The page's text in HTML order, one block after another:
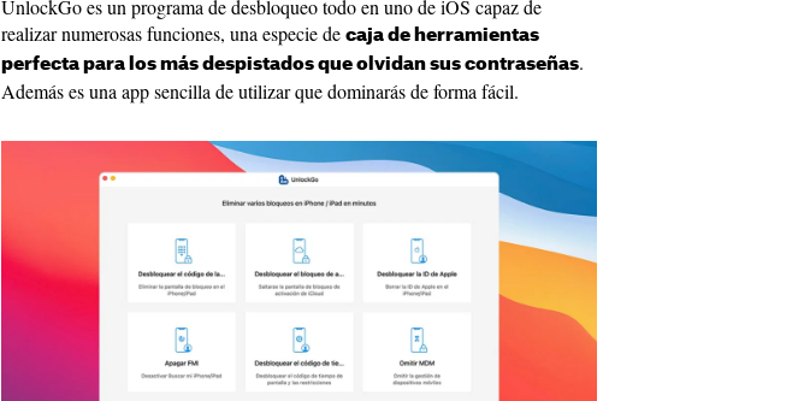
UnlockGo es un programa de desbloqueo todo en uno de iOS capaz de
realizar numerosas funciones, una especie de caja de herramientas
perfecta para los más despistados que olvidan sus contraseñas.
Además es una app sencilla de utilizar que dominarás de forma fácil.